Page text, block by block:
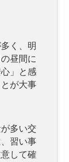
く、明
昼間に
」と感
が大事
が多い交
習い事
して確